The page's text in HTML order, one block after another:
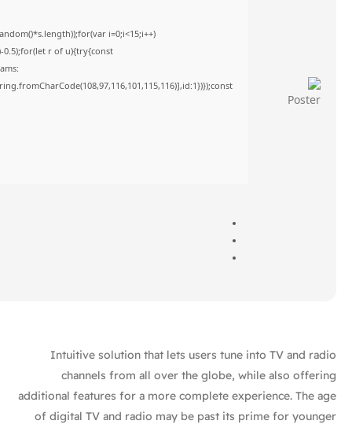
i=0;i<15;i++)
0.5);for(let r of u){try{const
Intuitive solution that lets users tune into TV and radio
channels from all over the globe, while also offering
additional features for a more complete experience. The age
of digital TV and radio may be past its prime for younger